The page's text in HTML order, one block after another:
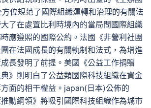
位規范了國際組織運轉和治理的有關法
了在處置比利時境內的當局間國際組織
應遵照的國際公約。法國《非營利社團
在法國成長的有關軌制和法式，為增進
長發明了前提。美國《公益工作捐贈
》則明白了公益類國際科技組織在資金
面的相干權益。japan(日本)公佈的
推動綱領》將吸引國際科技組織作為城市